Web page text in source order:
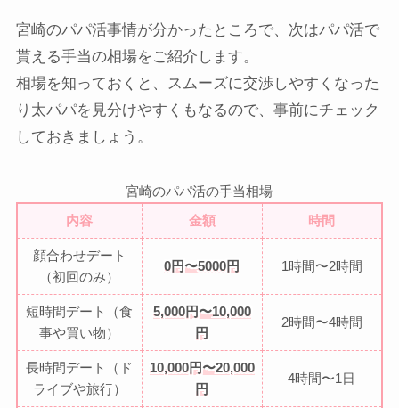
宮崎のパパ活事情が分かったところで、次はパパ活で
貰える手当の相場をご紹介します。
相場を知っておくと、スムーズに交渉しやすくなった
り太パパを見分けやすくもなるので、事前にチェック
しておきましょう。
宮崎のパパ活の手当相場
内容
金額 時間
顔合わせデート
（初回のみ）
0円〜5000円 1時間〜2時間
短時間デート（食
事や買い物）
5,000円〜10,000
円
2時間〜4時間
長時間デート（ド
ライブや旅行）
10,000円〜20,000
円
4時間〜1日